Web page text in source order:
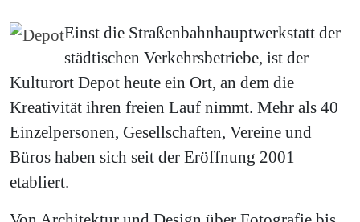
Einst die Straßenbahnhauptwerkstatt der
städtischen Verkehrsbetriebe, ist der
Kulturort Depot heute ein Ort, an dem die
Kreativität ihren freien Lauf nimmt. Mehr als 40
Einzelpersonen, Gesellschaften, Vereine und
Büros haben sich seit der Eröffnung 2001
etabliert.